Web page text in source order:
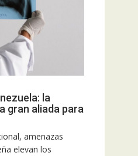
la
gran aliada para
amenazas
elevan los